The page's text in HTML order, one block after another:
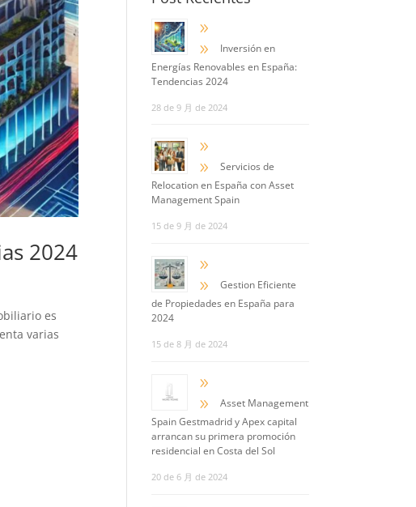
2024
es
varias
9
9
Inversión en
Energías Renovables en España:
Tendencias 2024
28 de 9 月 de 2024
9
9
Servicios de
Relocation en España con Asset
Management Spain
15 de 9 月 de 2024
9
9
Gestion Eficiente
de Propiedades en España para
2024
15 de 8 月 de 2024
9
9
Asset Management
Spain Gestmadrid y Apex capital
arrancan su primera promoción
residencial en Costa del Sol
20 de 6 月 de 2024